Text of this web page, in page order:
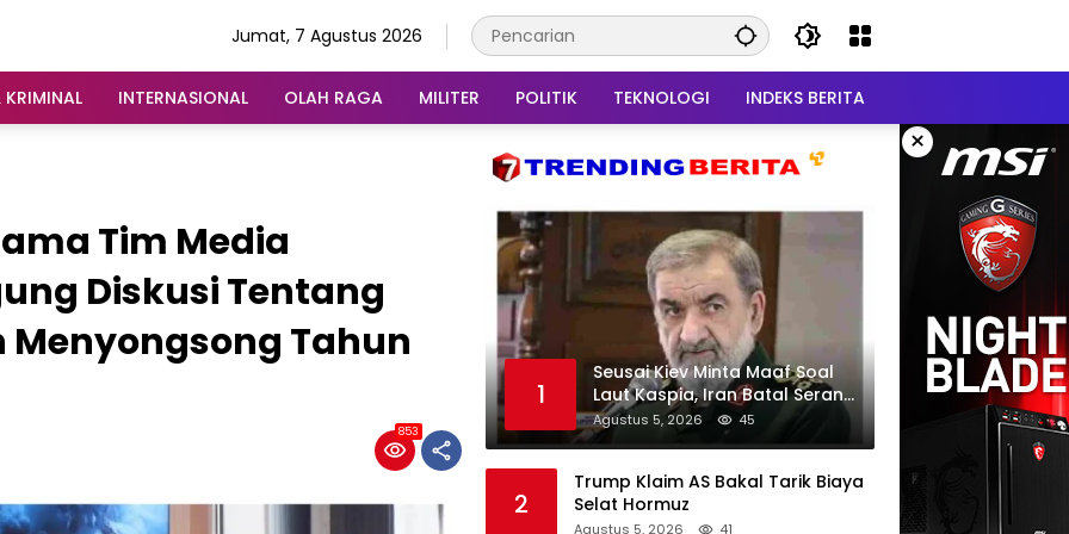
Jumat, 7 Agustus 2026
INTERNASIONAL OLAH RAGA MILITER POLITIK TEKNOLOGI INDEKS BERITA
×
Tim Media
Diskusi Tentang
Tahun
853
1
Seusai Kiev Minta Maaf Soal
Laut Kaspia, Iran Batal Serang
Ukraina
Agustus 5, 2026 45
2
Trump Klaim AS Bakal Tarik Biaya
Selat Hormuz
Agustus 5, 2026 41